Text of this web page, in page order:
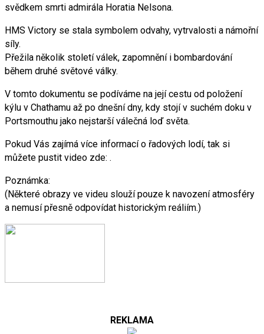
svědkem smrti admirála Horatia Nelsona.
HMS Victory se stala symbolem odvahy, vytrvalosti a námořní
síly.
Přežila několik století válek, zapomnění i bombardování
během druhé světové války.
V tomto dokumentu se podíváme na její cestu od položení
kýlu v Chathamu až po dnešní dny, kdy stojí v suchém doku v
Portsmouthu jako nejstarší válečná loď světa.
Pokud Vás zajímá více informací o řadových lodí, tak si
můžete pustit video zde: .
Poznámka:
(Některé obrazy ve videu slouží pouze k navození atmosféry
a nemusí přesně odpovídat historickým reáliím.)
REKLAMA